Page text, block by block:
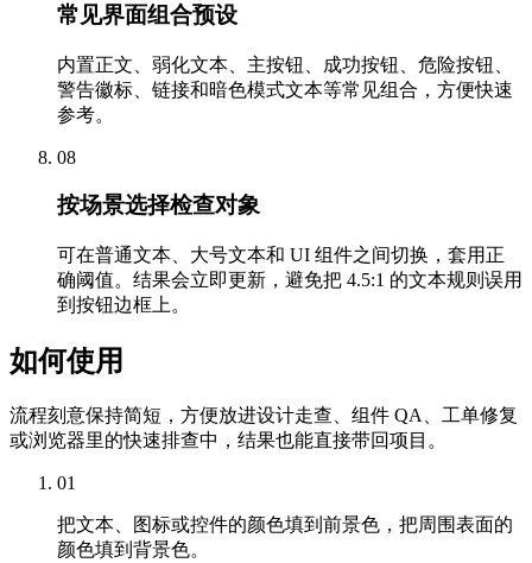
常见界面组合预设
内置正文、弱化文本、主按钮、成功按钮、危险按钮、
警告徽标、链接和暗色模式文本等常见组合，方便快速
参考。
08
按场景选择检查对象
可在普通文本、大号文本和 UI 组件之间切换，套用正
确阈值。结果会立即更新，避免把 4.5:1 的文本规则误用
到按钮边框上。
如何使用
流程刻意保持简短，方便放进设计走查、组件 QA、工单修复
或浏览器里的快速排查中，结果也能直接带回项目。
01
把文本、图标或控件的颜色填到前景色，把周围表面的
颜色填到背景色。